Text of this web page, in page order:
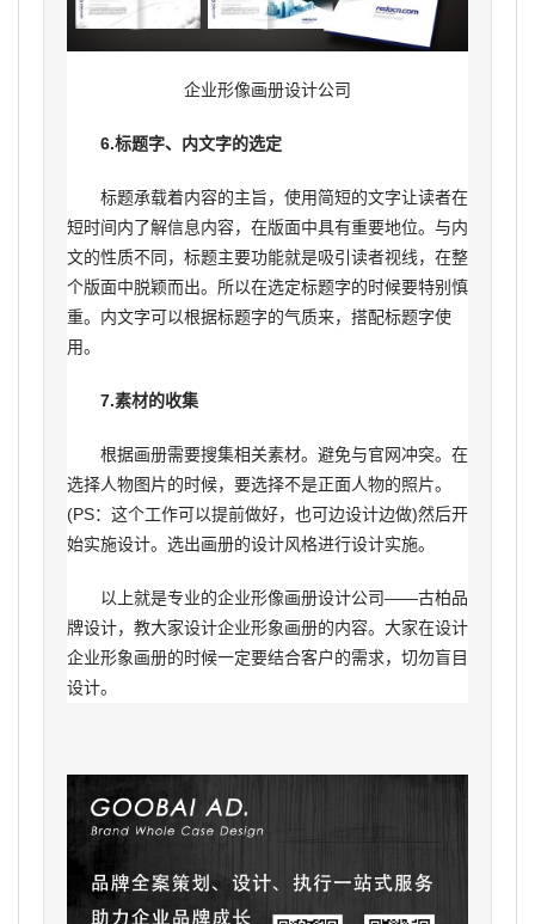
企业形像画册设计公司
6.标题字、内文字的选定
标题承载着内容的主旨，使用简短的文字让读者在
短时间内了解信息内容，在版面中具有重要地位。与内
文的性质不同，标题主要功能就是吸引读者视线，在整
个版面中脱颖而出。所以在选定标题字的时候要特别慎
重。内文字可以根据标题字的气质来，搭配标题字使
用。
7.素材的收集
根据画册需要搜集相关素材。避免与官网冲突。在
选择人物图片的时候，要选择不是正面人物的照片。
(PS：这个工作可以提前做好，也可边设计边做)然后开
始实施设计。选出画册的设计风格进行设计实施。
以上就是专业的企业形像画册设计公司——古柏品
牌设计，教大家设计企业形象画册的内容。大家在设计
企业形象画册的时候一定要结合客户的需求，切勿盲目
设计。